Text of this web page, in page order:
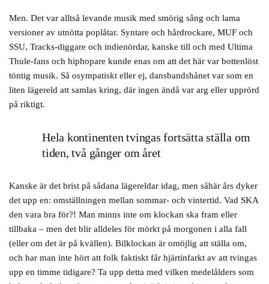
Men. Det var alltså levande musik med smörig sång och lama
versioner av utnötta poplåtar. Syntare och hårdrockare, MUF och
SSU, Tracks-diggare och indienördar, kanske till och med Ultima
Thule-fans och hiphopare kunde enas om att det här var bottenlöst
töntig musik. Så osympatiskt eller ej, dansbandshånet var som en
liten lägereld att samlas kring, där ingen ändå var arg eller upprörd
på riktigt.
Hela kontinenten tvingas fortsätta ställa om
tiden, två gånger om året
Kanske är det brist på sådana lägereldar idag, men såhär års dyker
det upp en: omställningen mellan sommar- och vintertid. Vad SKA
den vara bra för?! Man minns inte om klockan ska fram eller
tillbaka – men det blir alldeles för mörkt på morgonen i alla fall
(eller om det är på kvällen). Bilklockan är omöjlig att ställa om,
och har man inte hört att folk faktiskt får hjärtinfarkt av att tvingas
upp en timme tidigare? Ta upp detta med vilken medelålders som